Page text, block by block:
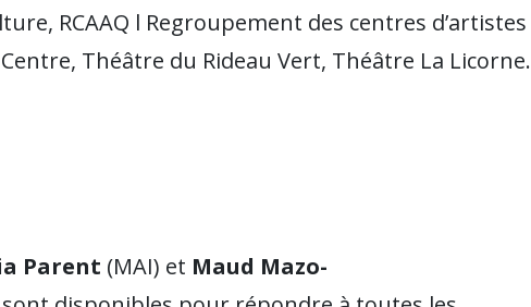
RCAAQ l Regroupement des centres d’artistes
Théâtre du Rideau Vert, Théâtre La Licorne.
Parent (MAI) et Maud Mazo-